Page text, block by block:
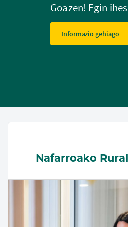
Goazen! Egin
Informazio gehiago
Nafarroako